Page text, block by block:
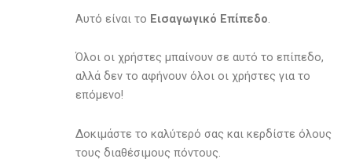
Αυτό είναι το Eισαγωγικό Eπίπεδο.
Όλοι οι χρήστες μπαίνουν σε αυτό το επίπεδο,
αλλά δεν το αφήνουν όλοι οι χρήστες για το
επόμενο!
Δοκιμάστε το καλύτερό σας και κερδίστε όλους
τους διαθέσιμους πόντους.